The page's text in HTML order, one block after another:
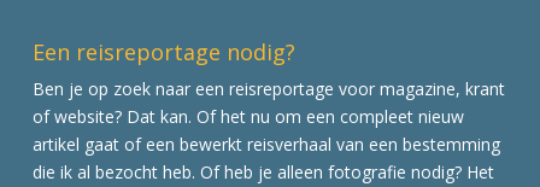
Een reisreportage nodig?
Ben je op zoek naar een reisreportage voor magazine, krant
of website? Dat kan. Of het nu om een compleet nieuw
artikel gaat of een bewerkt reisverhaal van een bestemming
die ik al bezocht heb. Of heb je alleen fotografie nodig? Het